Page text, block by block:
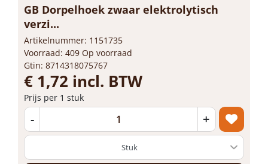
GB Dorpelhoek zwaar elektrolytisch
verzi...
Artikelnummer: 1151735
Voorraad: 409 Op voorraad
Gtin: 8714318075767
€ 1,72 incl. BTW
Prijs per 1 stuk
- +